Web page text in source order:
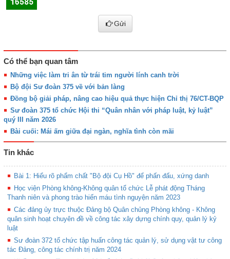
Gửi
Có thể bạn quan tâm
Những việc làm tri ân từ trái tim người lính canh trời
Bộ đội Sư đoàn 375 về với bản làng
Đồng bộ giải pháp, nâng cao hiệu quả thực hiện Chỉ thị 76/CT-BQP
Sư đoàn 375 tổ chức Hội thi “Quân nhân với pháp luật, kỷ luật”
quý III năm 2026
Bài cuối: Mái ấm giữa đại ngàn, nghĩa tình còn mãi
Tin khác
Bài 1: Hiểu rõ phẩm chất "Bộ đội Cụ Hồ" để phấn đấu, xứng danh
Học viện Phòng không-Không quân tổ chức Lễ phát động Tháng
Thanh niên và phong trào hiến máu tình nguyện năm 2023
Các đảng ủy trực thuộc Đảng bộ Quân chủng Phòng không - Không
quân sinh hoạt chuyên đề về công tác xây dựng chính quy, quản lý kỷ
luật
Sư đoàn 372 tổ chức tập huấn công tác quản lý, sử dụng vật tư công
tác Đảng, công tác chính trị năm 2024